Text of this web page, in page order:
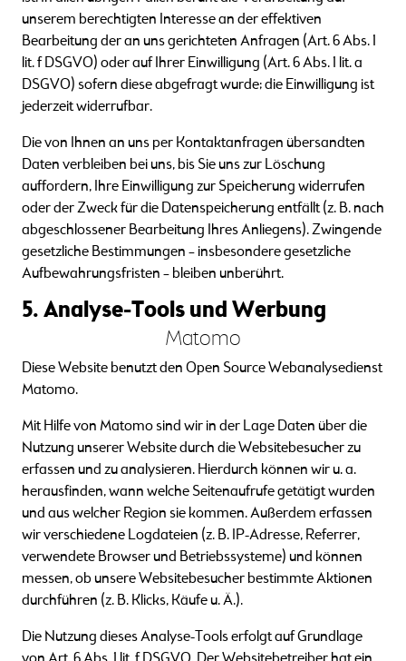
unserem berechtigten Interesse an der effektiven
Bearbeitung der an uns gerichteten Anfragen (Art. 6 Abs. 1
lit. f DSGVO) oder auf Ihrer Einwilligung (Art. 6 Abs. 1 lit. a
DSGVO) sofern diese abgefragt wurde; die Einwilligung ist
jederzeit widerrufbar.
Die von Ihnen an uns per Kontaktanfragen übersandten
Daten verbleiben bei uns, bis Sie uns zur Löschung
auffordern, Ihre Einwilligung zur Speicherung widerrufen
oder der Zweck für die Datenspeicherung entfällt (z. B. nach
abgeschlossener Bearbeitung Ihres Anliegens). Zwingende
gesetzliche Bestimmungen – insbesondere gesetzliche
Aufbewahrungsfristen – bleiben unberührt.
5. Analyse-Tools und Werbung
Matomo
Diese Website benutzt den Open Source Webanalysedienst
Matomo.
Mit Hilfe von Matomo sind wir in der Lage Daten über die
Nutzung unserer Website durch die Websitebesucher zu
erfassen und zu analysieren. Hierdurch können wir u. a.
herausfinden, wann welche Seitenaufrufe getätigt wurden
und aus welcher Region sie kommen. Außerdem erfassen
wir verschiedene Logdateien (z. B. IP-Adresse, Referrer,
verwendete Browser und Betriebssysteme) und können
messen, ob unsere Websitebesucher bestimmte Aktionen
durchführen (z. B. Klicks, Käufe u. Ä.).
Die Nutzung dieses Analyse-Tools erfolgt auf Grundlage